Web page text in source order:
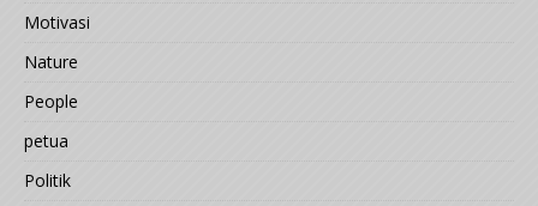
Motivasi
Nature
People
petua
Politik